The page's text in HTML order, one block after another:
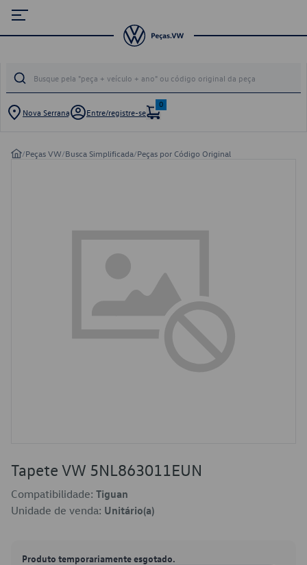
Nova Serrana Entre/registre-se
0
/Peças VW/Busca Simplificada/Peças por Código Original
Tapete VW 5NL863011EUN
Compatibilidade: Tiguan
Unidade de venda: Unitário(a)
Produto temporariamente esgotado.